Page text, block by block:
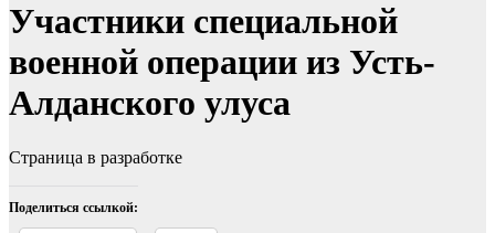
Участники специальной
военной операции из Усть-
Алданского улуса
Страница в разработке
Поделиться ссылкой: